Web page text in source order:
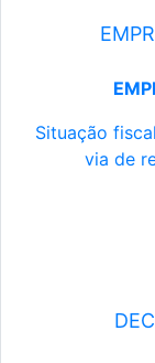
Situação
via de